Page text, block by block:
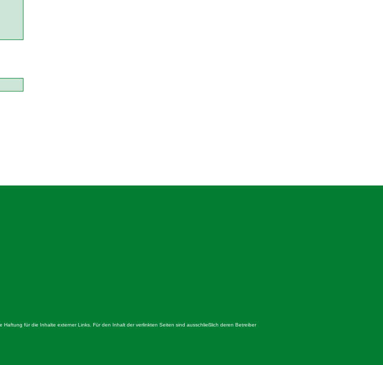
für die Inhalte externer Links. Für den Inhalt der verlinkten Seiten sind ausschließlich deren Betreiber